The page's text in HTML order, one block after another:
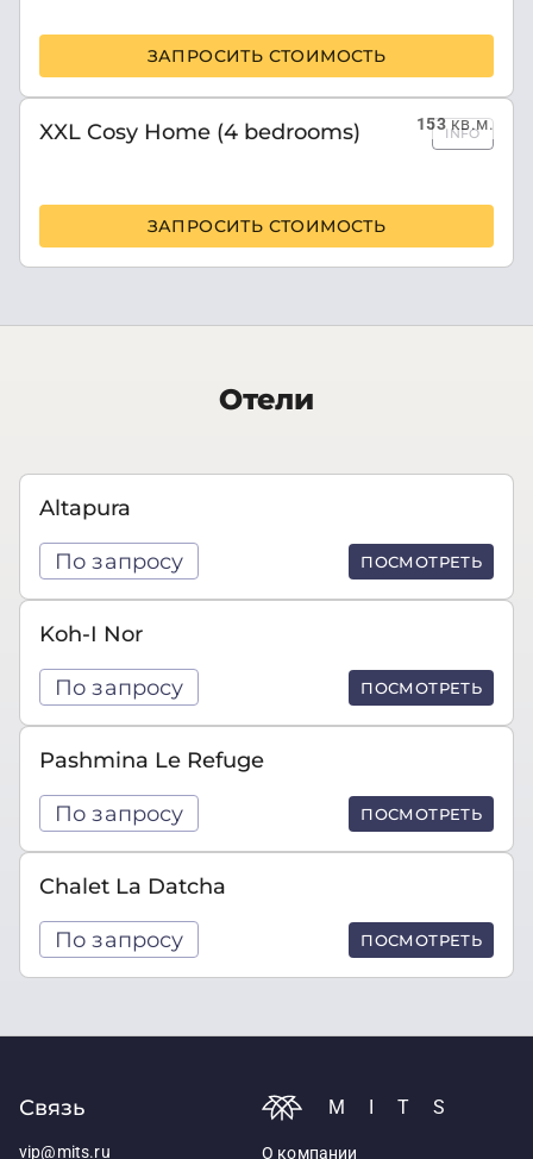
ЗАПРОСИТЬ СТОИМОСТЬ
153кв.м.
XXL Cosy Home (4 bedrooms) INFO
ЗАПРОСИТЬ СТОИМОСТЬ
Отели
Altapura
По запросу ПОСМОТРЕТЬ
Koh-I Nor
По запросу ПОСМОТРЕТЬ
Pashmina Le Refuge
По запросу ПОСМОТРЕТЬ
Chalet La Datcha
По запросу ПОСМОТРЕТЬ
Связь
vip@mits.ru
MITS
О компании